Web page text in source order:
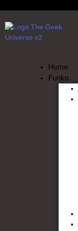
Home
Funko